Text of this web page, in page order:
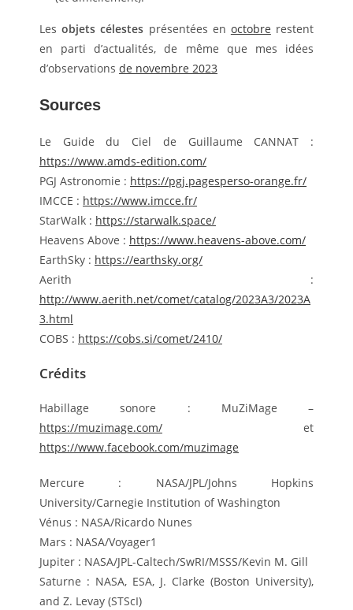
Lesobjets célestes présentées en octobre restent
en parti d’actualités, de même que mes idées
d’observations de novembre 2023
Sources
Le Guide du Ciel de Guillaume CANNAT :
https://www.amds-edition.com/
PGJ Astronomie : https://pgj.pagesperso-orange.fr/
IMCCE : https://www.imcce.fr/
StarWalk : https://starwalk.space/
Heavens Above : https://www.heavens-above.com/
EarthSky : https://earthsky.org/
Aerith :
http://www.aerith.net/comet/catalog/2023A3/2023A
3.html
COBS : https://cobs.si/comet/2410/
Crédits
Habillage sonore : MuZiMage –
https://muzimage.com/ et
https://www.facebook.com/muzimage
Mercure : NASA/JPL/Johns Hopkins
University/Carnegie Institution of Washington
Vénus : NASA/Ricardo Nunes
Mars : NASA/Voyager1
Jupiter : NASA/JPL-Caltech/SwRI/MSSS/Kevin M. Gill
Saturne : NASA, ESA, J. Clarke (Boston University),
and Z. Levay (STScI)